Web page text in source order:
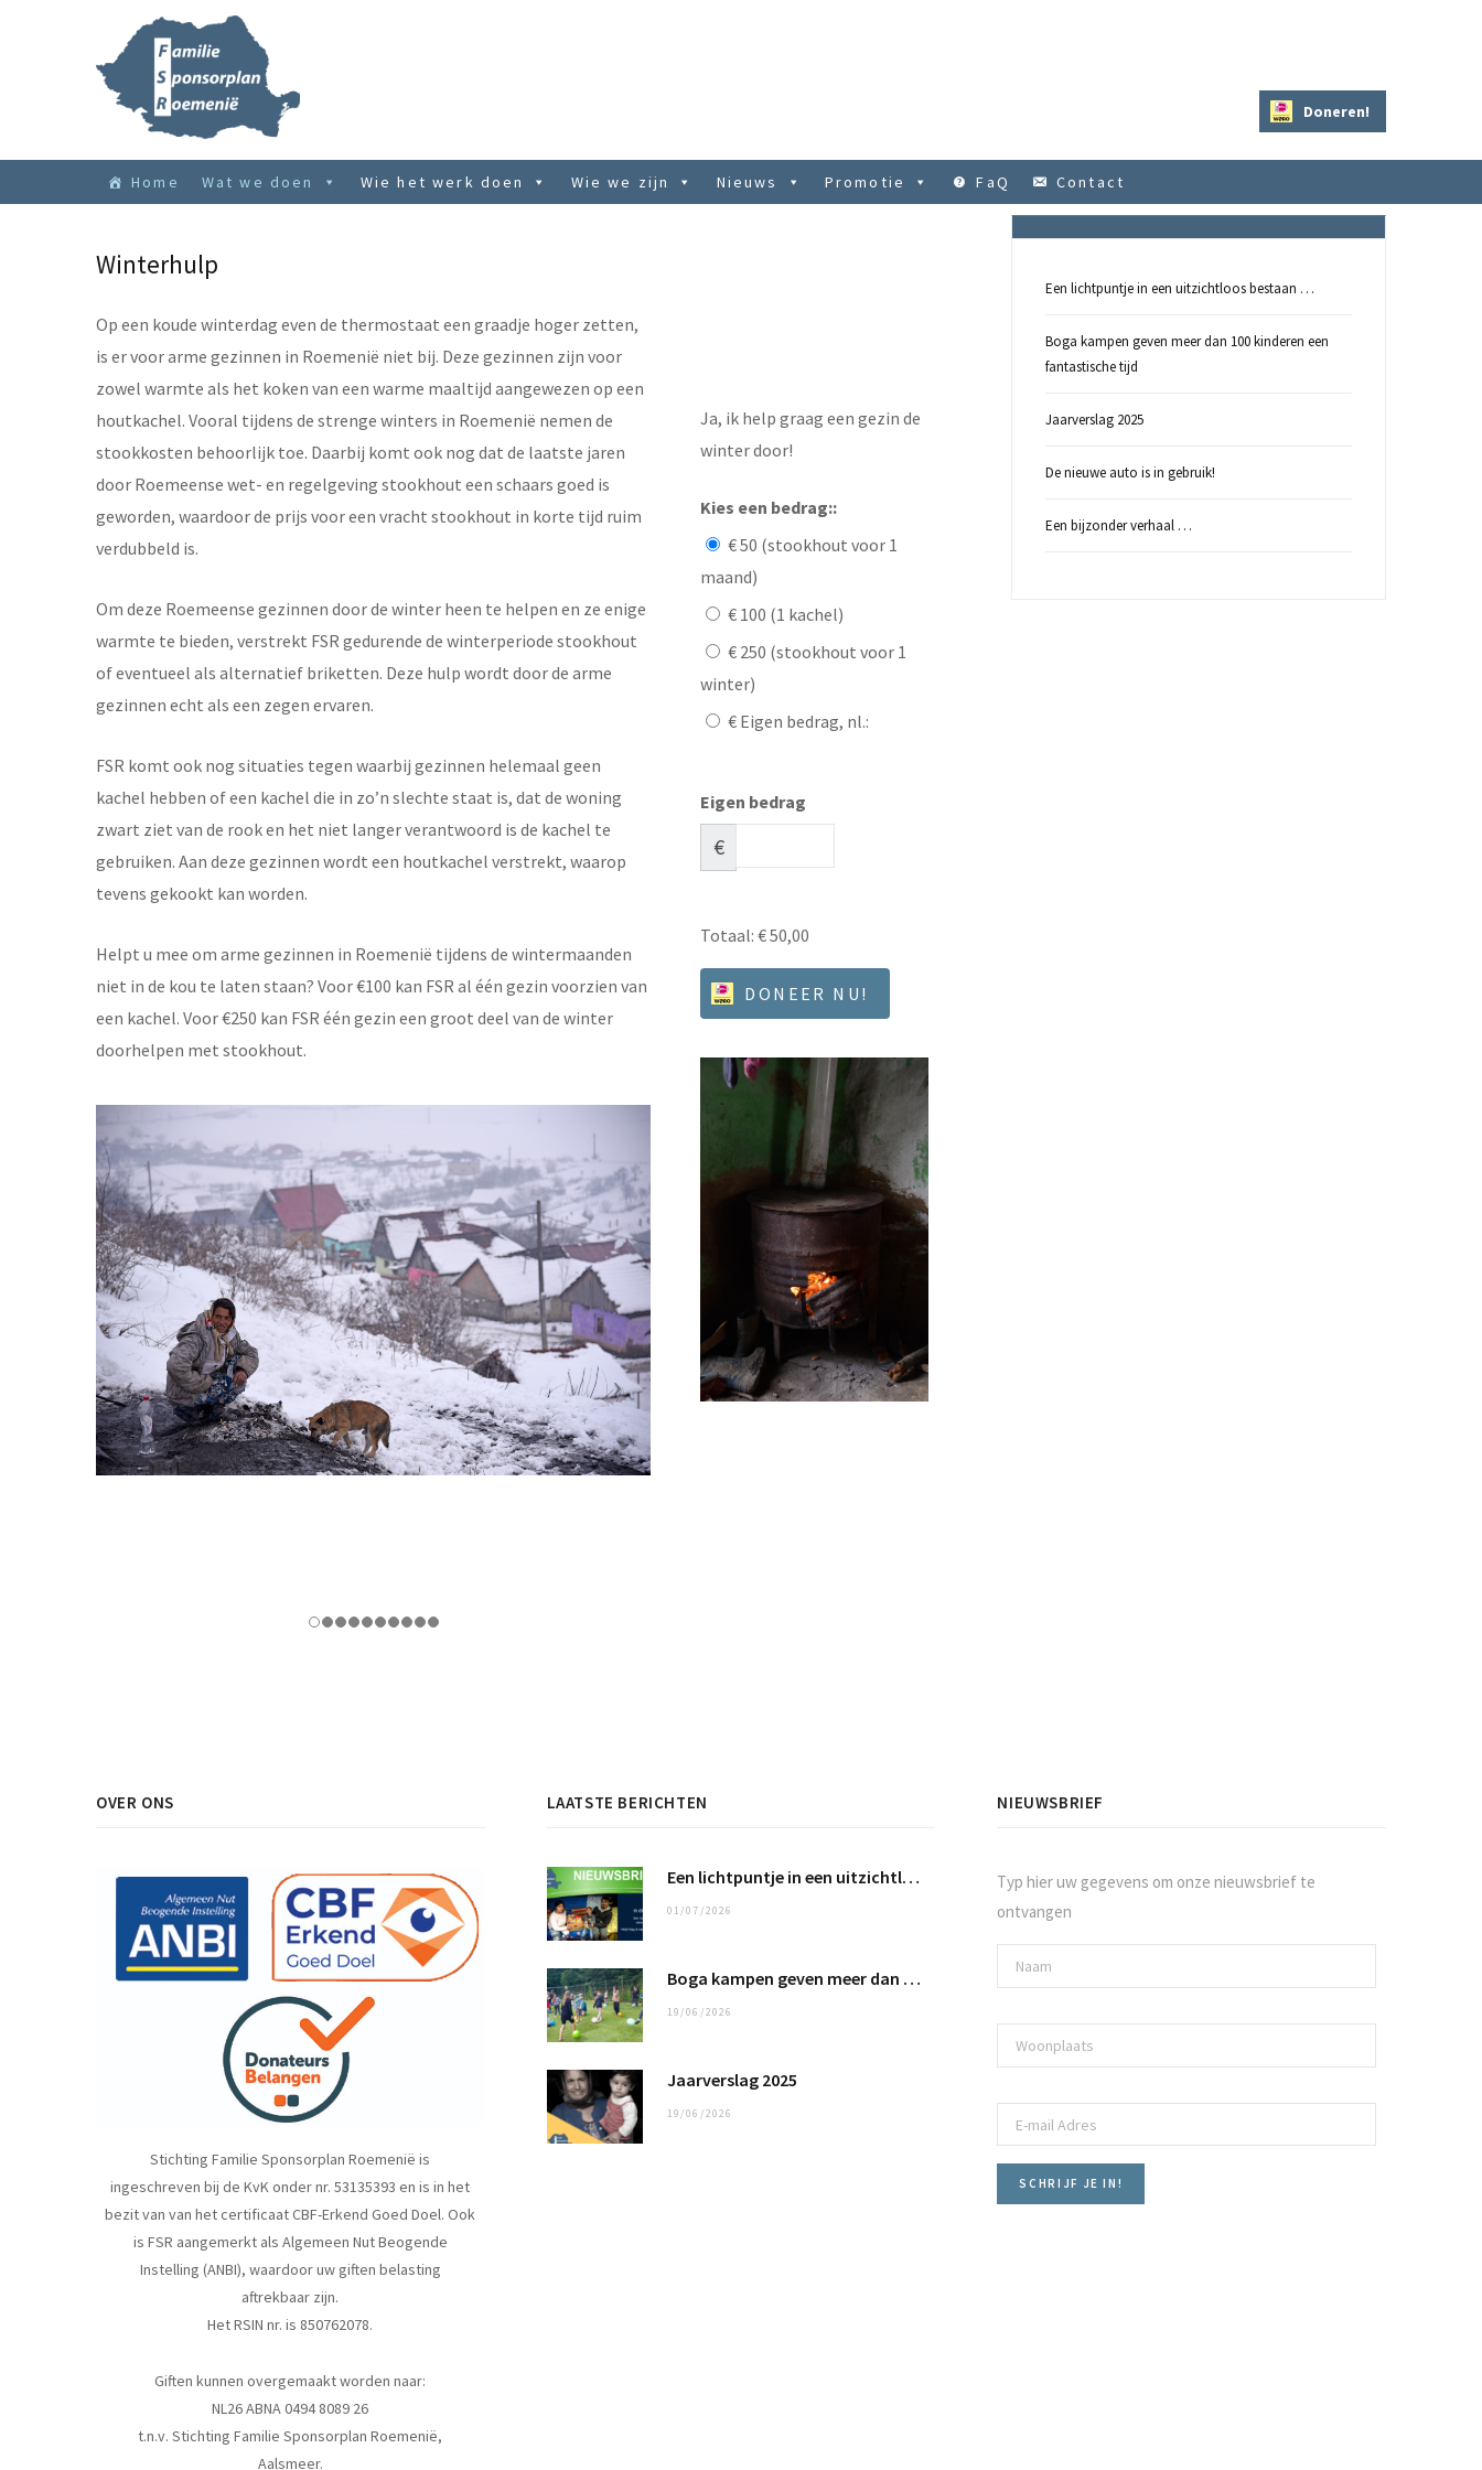
Doneren!
Home Wat we doen Wie het werk doen Wie we zijn Nieuws Promotie FaQ Contact
Winterhulp
Op een koude winterdag even de thermostaat een graadje hoger zetten,
is er voor arme gezinnen in Roemenië niet bij. Deze gezinnen zijn voor
zowel warmte als het koken van een warme maaltijd aangewezen op een
houtkachel. Vooral tijdens de strenge winters in Roemenië nemen de
stookkosten behoorlijk toe. Daarbij komt ook nog dat de laatste jaren
door Roemeense wet- en regelgeving stookhout een schaars goed is
geworden, waardoor de prijs voor een vracht stookhout in korte tijd ruim
verdubbeld is.
Om deze Roemeense gezinnen door de winter heen te helpen en ze enige
warmte te bieden, verstrekt FSR gedurende de winterperiode stookhout
of eventueel als alternatief briketten. Deze hulp wordt door de arme
gezinnen echt als een zegen ervaren.
FSR komt ook nog situaties tegen waarbij gezinnen helemaal geen
kachel hebben of een kachel die in zo’n slechte staat is, dat de woning
zwart ziet van de rook en het niet langer verantwoord is de kachel te
gebruiken. Aan deze gezinnen wordt een houtkachel verstrekt, waarop
tevens gekookt kan worden.
Helpt u mee om arme gezinnen in Roemenië tijdens de wintermaanden
niet in de kou te laten staan? Voor €100 kan FSR al één gezin voorzien van
een kachel. Voor €250 kan FSR één gezin een groot deel van de winter
doorhelpen met stookhout.
Ja, ik help graag een gezin de
winter door!
Kies een bedrag::
€ 50 (stookhout voor 1
maand)
€ 100 (1 kachel)
€ 250 (stookhout voor 1
winter)
€ Eigen bedrag, nl.:
Eigen bedrag
€
Totaal:€ 50,00
DONEER NU!
Een lichtpuntje in een uitzichtloos bestaan …
Boga kampen geven meer dan 100 kinderen een
fantastische tijd
Jaarverslag 2025
De nieuwe auto is in gebruik!
Een bijzonder verhaal …
OVER ONS
Stichting Familie Sponsorplan Roemenië is
ingeschreven bij de KvK onder nr. 53135393 en is in het
bezit van van het certificaat CBF-Erkend Goed Doel. Ook
is FSR aangemerkt als Algemeen Nut Beogende
Instelling (ANBI), waardoor uw giften belasting
aftrekbaar zijn.
Het RSIN nr. is 850762078.
Giften kunnen overgemaakt worden naar:
NL26 ABNA 0494 8089 26
t.n.v. Stichting Familie Sponsorplan Roemenië,
Aalsmeer.
LAATSTE BERICHTEN
Een lichtpuntje in een uitzichtloos bestaan …
01/07/2026
Boga kampen geven meer dan 100 kinderen een fantastische tijd
19/06/2026
Jaarverslag 2025
19/06/2026
NIEUWSBRIEF
Typ hier uw gegevens om onze nieuwsbrief te
ontvangen